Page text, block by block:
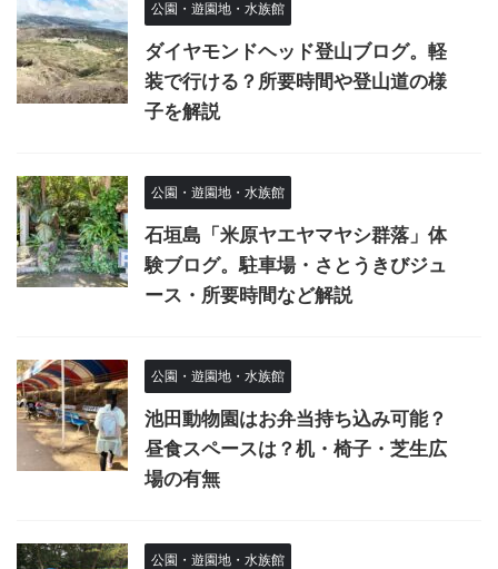
公園・遊園地・水族館
ダイヤモンドヘッド登山ブログ。軽
装で行ける？所要時間や登山道の様
子を解説
公園・遊園地・水族館
石垣島「米原ヤエヤマヤシ群落」体
験ブログ。駐車場・さとうきびジュ
ース・所要時間など解説
公園・遊園地・水族館
池田動物園はお弁当持ち込み可能？
昼食スペースは？机・椅子・芝生広
場の有無
公園・遊園地・水族館